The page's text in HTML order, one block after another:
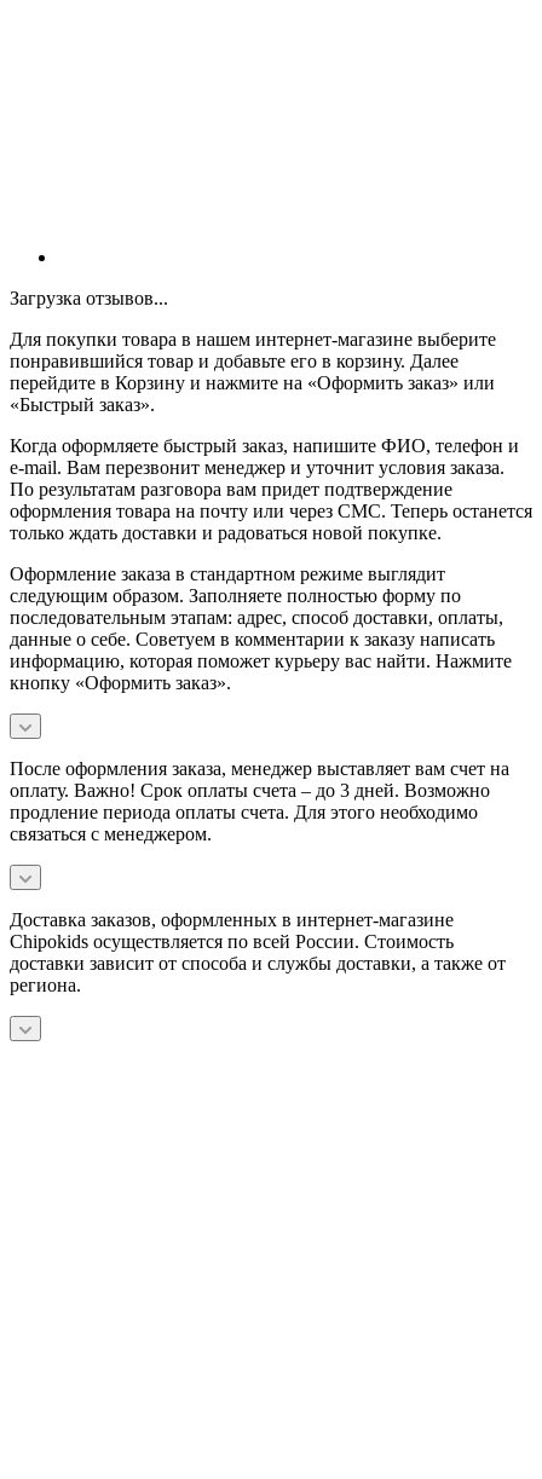
Загрузка отзывов...
Для покупки товара в нашем интернет-магазине выберите
понравившийся товар и добавьте его в корзину. Далее
перейдите в Корзину и нажмите на «Оформить заказ» или
«Быстрый заказ».
Когда оформляете быстрый заказ, напишите ФИО, телефон и
e-mail. Вам перезвонит менеджер и уточнит условия заказа.
По результатам разговора вам придет подтверждение
оформления товара на почту или через СМС. Теперь останется
только ждать доставки и радоваться новой покупке.
Оформление заказа в стандартном режиме выглядит
следующим образом. Заполняете полностью форму по
последовательным этапам: адрес, способ доставки, оплаты,
данные о себе. Советуем в комментарии к заказу написать
информацию, которая поможет курьеру вас найти. Нажмите
кнопку «Оформить заказ».
После оформления заказа, менеджер выставляет вам счет на
оплату. Важно! Срок оплаты счета – до 3 дней. Возможно
продление периода оплаты счета. Для этого необходимо
связаться с менеджером.
Доставка заказов, оформленных в интернет-магазине
Chipokids осуществляется по всей России. Стоимость
доставки зависит от способа и службы доставки, а также от
региона.